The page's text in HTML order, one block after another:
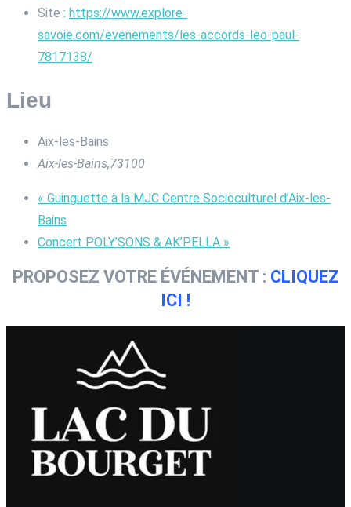
Site : https://www.explore-
savoie.com/evenements/les-accords-leo-paul-
7817138/
Lieu
Aix-les-Bains
Aix-les-Bains,73100
« Guinguette à la MJC Centre Socioculturel d’Aix-les-
Bains
Concert POLY’SONS & AK’PELLA »
PROPOSEZ VOTRE ÉVÉNEMENT : CLIQUEZ
ICI !